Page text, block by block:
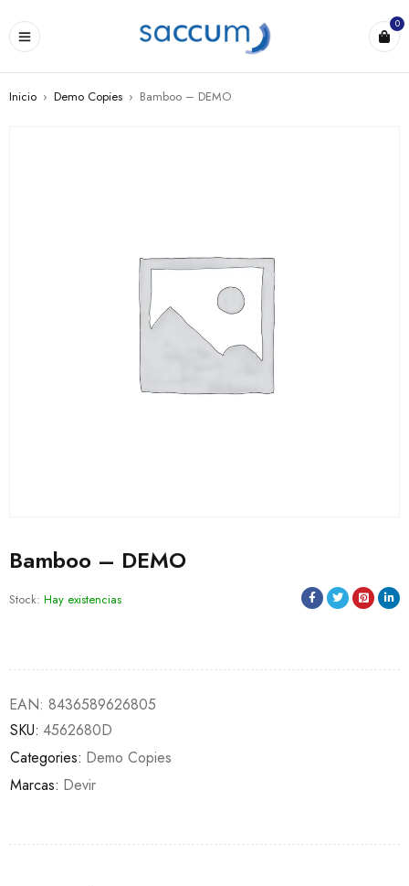
0
Inicio › Demo Copies › Bamboo – DEMO
Bamboo – DEMO
Stock: Hay existencias
EAN: 8436589626805
SKU: 4562680D
Categories: Demo Copies
Marcas: Devir